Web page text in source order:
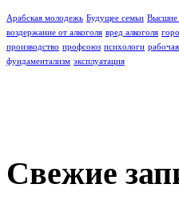
Арабская молодежь Буду­щее семьи Высшие
воздержание от алкоголя вред алкоголя
производство профсоюз психологи
фундаментализм эксплуатация
Свежие